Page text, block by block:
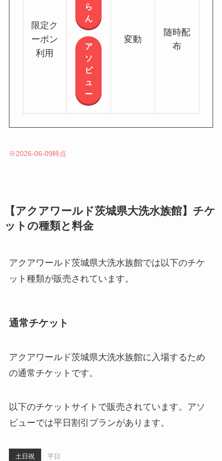
限定ク
ーポン
利用
ら
ん
ア
ソ
ビ
ュ
ー
変動
随時配
布
※2026-06-09時点
【アクアワールド茨城県大洗水族館】チケ
ットの種類と料金
アクアワールド茨城県大洗水族館では以下のチケ
ット種類が販売されています。
通常チケット
アクアワールド茨城県大洗水族館に入場するため
の通常チケットです。
以下のチケットサイトで販売されています。アソ
ビューでは平日割引プランがあります。
土日祝 平日